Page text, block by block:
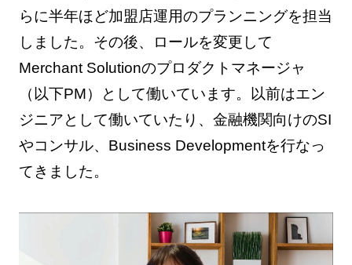
らに半年ほど加盟店運用のプランニングを担当
しました。その後、ロールを変更して
Merchant Solutionのプロダクトマネージャ
（以下PM）として働いています。以前はエン
ジニアとして働いていたり、金融機関向けのSI
やコンサル、Business Developmentを行なっ
てきました。